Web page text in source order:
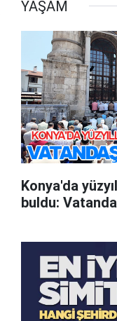
YAŞAM
Konya'da
buldu: